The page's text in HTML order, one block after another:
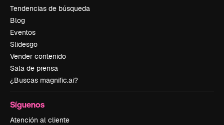
Tendencias de búsqueda
Blog
Eventos
Slidesgo
Vender contenido
Sala de prensa
¿Buscas magnific.ai?
Síguenos
Atención al cliente